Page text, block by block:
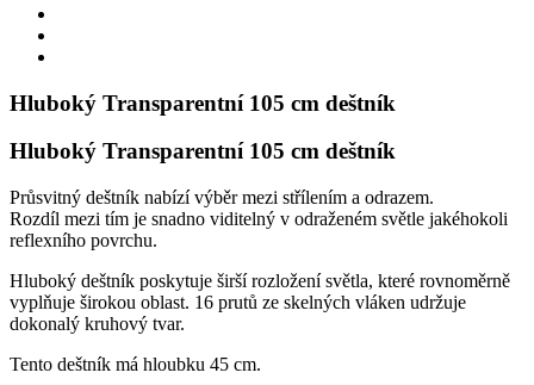
Hluboký Transparentní 105 cm deštník
Hluboký Transparentní 105 cm deštník
Průsvitný deštník nabízí výběr mezi střílením a odrazem.
Rozdíl mezi tím je snadno viditelný v odraženém světle jakéhokoli
reflexního povrchu.
Hluboký deštník poskytuje širší rozložení světla, které rovnoměrně
vyplňuje širokou oblast. 16 prutů ze skelných vláken udržuje
dokonalý kruhový tvar.
Tento deštník má hloubku 45 cm.